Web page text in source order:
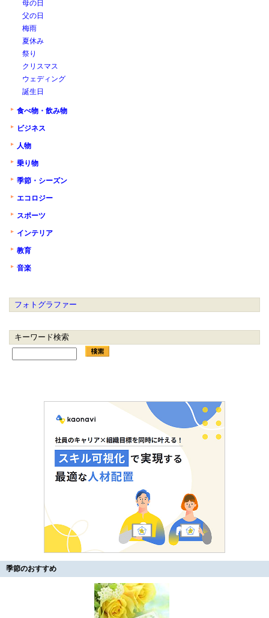
母の日
父の日
梅雨
夏休み
祭り
クリスマス
ウェディング
誕生日
食べ物・飲み物
ビジネス
人物
乗り物
季節・シーズン
エコロジー
スポーツ
インテリア
教育
音楽
フォトグラファー
キーワード検索
季節のおすすめ